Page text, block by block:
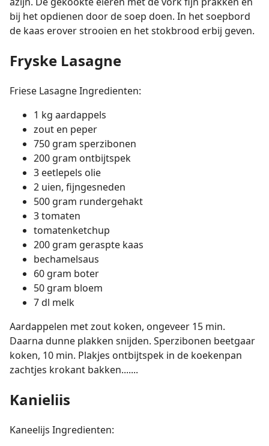
bij het opdienen door de soep doen. In het soepbord
de kaas erover strooien en het stokbrood erbij geven.
Fryske Lasagne
Friese Lasagne Ingredienten:
1 kg aardappels
zout en peper
750 gram sperzibonen
200 gram ontbijtspek
3 eetlepels olie
2 uien, fijngesneden
500 gram rundergehakt
3 tomaten
tomatenketchup
200 gram geraspte kaas
bechamelsaus
60 gram boter
50 gram bloem
7 dl melk
Aardappelen met zout koken, ongeveer 15 min.
Daarna dunne plakken snijden. Sperzibonen beetgaar
koken, 10 min. Plakjes ontbijtspek in de koekenpan
zachtjes krokant bakken.......
Kanieliis
Kaneelijs Ingredienten: